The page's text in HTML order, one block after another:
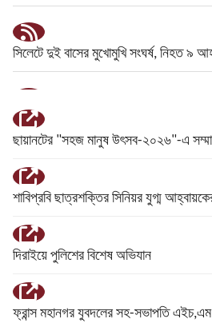
সিলেটে দুই বাসের মুখোমুখি সংঘর্ষ, নিহত ৯
আওয়ামী লীগ আমাদের শত্রু নয়, মিত্র জুলাই
পেটাও না কেন ওদের, সাদ্দামকে কাদের
পুলিশের ৭ কর্মকর্তাকে বদলি
গোলাপগঞ্জে প্রাথমিক শিক্ষাবৃত্তি পাওয়া ৭...
ছায়ানটের "সহজ মানুষ উৎসব-২০২৬"-এ
শাবিপ্রবি ছাত্রশক্তির সিনিয়র যুগ্ম
দিরাইয়ে পুলিশের বিশেষ অভিযান
ফ্রান্স মহানগর যুবদলের সহ-সভাপতি